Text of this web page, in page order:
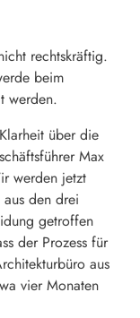
rechtskräftig.
beim
werden.
über die
Max
werden jetzt
den drei
getroffen
der Prozess für
aus
vier Monaten